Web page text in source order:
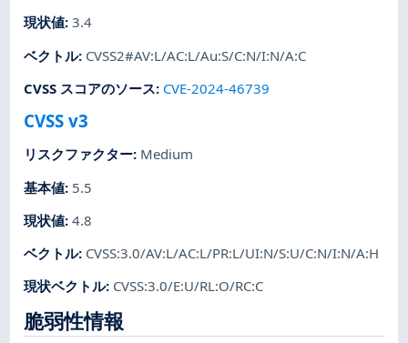
現状値:3.4
ベクトル: CVSS2#AV:L/AC:L/Au:S/C:N/I:N/A:C
CVSS スコアのソース: CVE-2024-46739
CVSS v3
リスクファクター: Medium
基本値: 5.5
現状値:4.8
ベクトル: CVSS:3.0/AV:L/AC:L/PR:L/UI:N/S:U/C:N/I:N/A:H
現状ベクトル: CVSS:3.0/E:U/RL:O/RC:C
脆弱性情報